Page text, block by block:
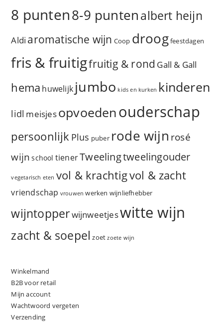
8 punten8-9 puntenalbert heijn
Aldi aromatische wijn Coop droogfeestdagen
fris & fruitigfruitig & rond Gall & Gall
hema huwelijk jumbo kids en kurken kinderen
lidl meisjesopvoedenouderschap
persoonlijk Plus puber rode wijn rosé
wijn school tienerTweelingtweelingouder
vegetarisch eten vol & krachtigvol & zacht
vriendschap vrouwen werken wijnliefhebber
wijntopperwijnweetjeswitte wijn
zacht & soepel zoet zoete wijn
Winkelmand
B2B voor retail
Mijn account
Wachtwoord vergeten
Verzending